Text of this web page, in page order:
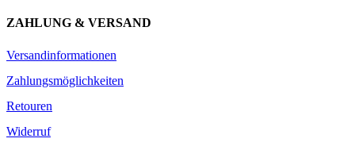
ZAHLUNG & VERSAND
Versandinformationen
Zahlungsmöglichkeiten
Retouren
Widerruf